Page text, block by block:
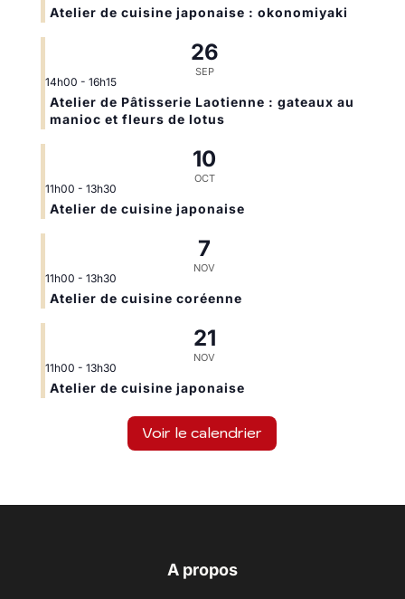
Atelier de cuisine japonaise : okonomiyaki
26
SEP
14h00 - 16h15
Atelier de Pâtisserie Laotienne : gateaux au
manioc et fleurs de lotus
10
OCT
11h00 - 13h30
Atelier de cuisine japonaise
7
NOV
11h00 - 13h30
Atelier de cuisine coréenne
21
NOV
11h00 - 13h30
Atelier de cuisine japonaise
Voir le calendrier
A propos